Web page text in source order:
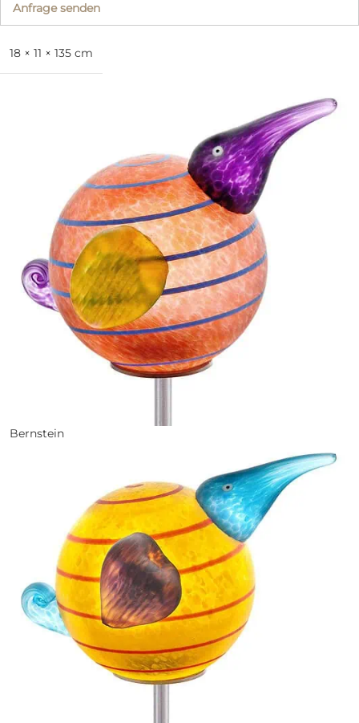
Anfrage senden
18 × 11 × 135 cm
Bernstein